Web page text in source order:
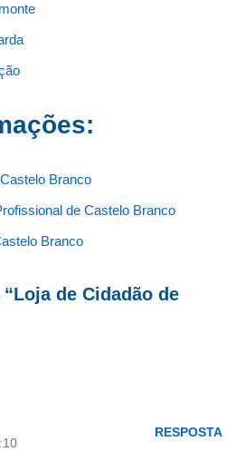
Branco
de Castelo Branco
Branco
de Cidadão de
RESPOSTA